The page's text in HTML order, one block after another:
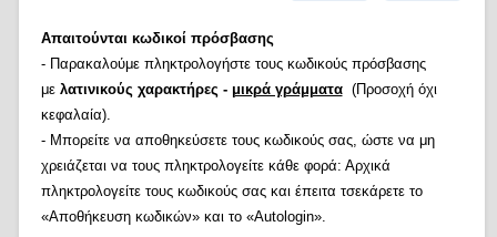
Απαιτούνται κωδικοί πρόσβασης
- Παρακαλούμε πληκτρολογήστε τους κωδικούς πρόσβασης
με λατινικούς χαρακτήρες - μικρά γράμματα(Προσοχή όχι
κεφαλαία).
- Μπορείτε να αποθηκεύσετε τους κωδικούς σας, ώστε να μη
χρειάζεται να τους πληκτρολογείτε κάθε φορά: Αρχικά
πληκτρολογείτε τους κωδικούς σας και έπειτα τσεκάρετε το
«Αποθήκευση κωδικών» και το «Autologin».